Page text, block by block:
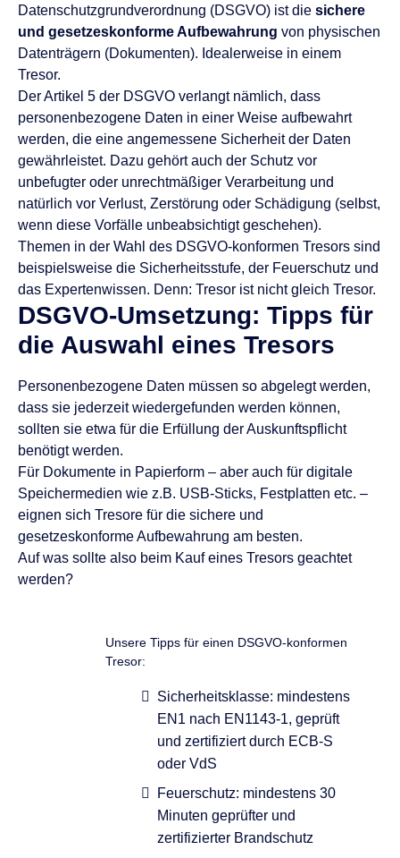
Datenschutzgrundverordnung (DSGVO) ist die sichere
und gesetzeskonforme Aufbewahrung von physischen
Datenträgern (Dokumenten). Idealerweise in einem
Tresor.
Der Artikel 5 der DSGVO verlangt nämlich, dass
personenbezogene Daten in einer Weise aufbewahrt
werden, die eine angemessene Sicherheit der Daten
gewährleistet. Dazu gehört auch der Schutz vor
unbefugter oder unrechtmäßiger Verarbeitung und
natürlich vor Verlust, Zerstörung oder Schädigung (selbst,
wenn diese Vorfälle unbeabsichtigt geschehen).
Themen in der Wahl des DSGVO-konformen Tresors sind
beispielsweise die Sicherheitsstufe, der Feuerschutz und
das Expertenwissen. Denn: Tresor ist nicht gleich Tresor.
DSGVO-Umsetzung: Tipps für
die Auswahl eines Tresors
Personenbezogene Daten müssen so abgelegt werden,
dass sie jederzeit wiedergefunden werden können,
sollten sie etwa für die Erfüllung der Auskunftspflicht
benötigt werden.
Für Dokumente in Papierform – aber auch für digitale
Speichermedien wie z.B. USB-Sticks, Festplatten etc. –
eignen sich Tresore für die sichere und
gesetzeskonforme Aufbewahrung am besten.
Auf was sollte also beim Kauf eines Tresors geachtet
werden?
Unsere Tipps für einen DSGVO-konformen
Tresor:
Sicherheitsklasse: mindestens
EN1 nach EN1143-1, geprüft
und zertifiziert durch ECB-S
oder VdS
Feuerschutz: mindestens 30
Minuten geprüfter und
zertifizierter Brandschutz